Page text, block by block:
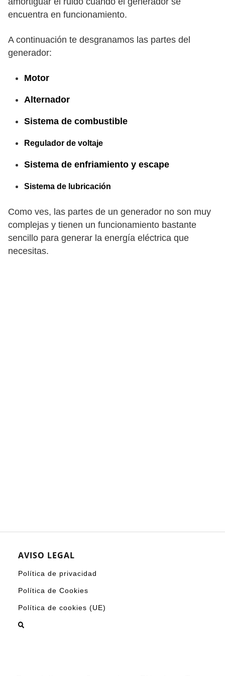
encuentra en funcionamiento.
A continuación te desgranamos las partes del
generador:
Motor
Alternador
Sistema de combustible
Regulador de voltaje
Sistema de enfriamiento y escape
Sistema de lubricación
Como ves, las partes de un generador no son muy
complejas y tienen un funcionamiento bastante
sencillo para generar la energía eléctrica que
necesitas.
AVISO LEGAL
Política de privacidad
Política de Cookies
Política de cookies (UE)